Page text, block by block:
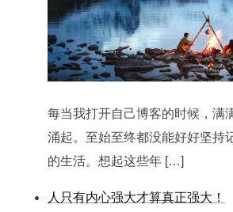
每当我打开自己博客的时候，满
涌起。至始至终都没能好好坚持
的生活。想起这些年 […]
人只有内心强大才算真正强大！